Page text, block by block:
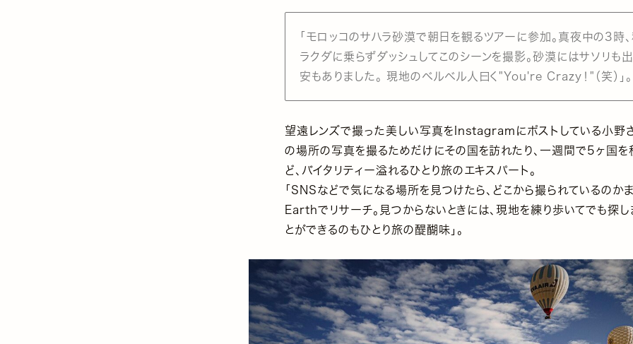
「モロッコのサハラ砂漠で朝日を観るツアーに参加。真夜中の3時
ラクダに乗らずダッシュしてこのシーンを撮影。砂漠にはサソリも
安もありました。 現地のベルベル人曰く"You're Crazy！"（笑）」。
望遠レンズで撮った美しい写真をInstagramにポストしている小野さ
の場所の写真を撮るためだけにその国を訪れたり、一週間で5ヶ国を
ど、バイタリティー溢れるひとり旅のエキスパート。
「SNSなどで気になる場所を見つけたら、どこから撮られているの
Earthでリサーチ。見つからないときには、現地を練り歩いてでも探し
とができるのもひとり旅の醍醐味」。